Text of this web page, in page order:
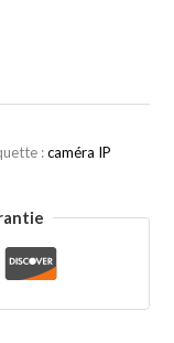
:caméra IP